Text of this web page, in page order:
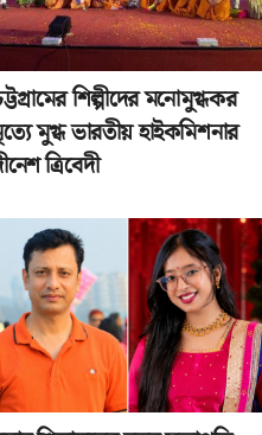
শিল্পীদের মনোমুগ্ধকর
মুগ্ধ ভারতীয় হাইকমিশনার
ত্রিবেদী